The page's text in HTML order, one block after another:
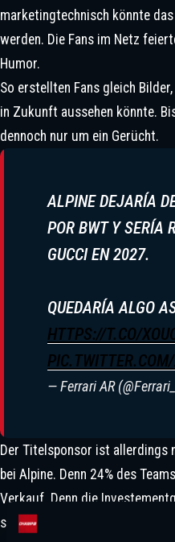
Die Zukunftsvisionen
Zerstören Die
Williams
marketingtechnisch könnte
werden. Die Fans im Netz
Humor.
So erstellten Fans gleich
in Zukunft aussehen könnte.
dennoch nur um ein Gerücht.
ALPINE DEJARÍA
POR BWT Y SERÍA
GUCCI EN 2027.
QUEDARÍA ALGO
HTTPS://T.CO/
— Ferrari AR
Der Titelsponsor ist allerdings
bei Alpine. Denn 24% des
Verkauf. Denn die
sich zurückziehen. Darauf